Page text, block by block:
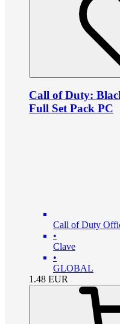
Call of Duty:
Full Set Pack PC
Call of Duty
•
Clave
•
GLOBAL
1.48 EUR